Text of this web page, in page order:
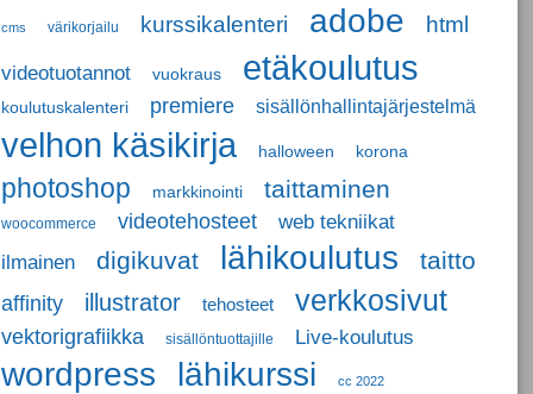
cms värikorjailu kurssikalenteri adobe html
videotuotannot vuokraus etäkoulutus
koulutuskalenteri premiere sisällönhallintajärjestelmä
velhon käsikirja halloween korona
photoshop markkinointi taittaminen
woocommerce videotehosteet
web tekniikat
ilmainen
digikuvat lähikoulutus taitto
affinity illustrator tehosteet verkkosivut
vektorigrafiikka sisällöntuottajille Live-koulutus
wordpress lähikurssi cc 2022